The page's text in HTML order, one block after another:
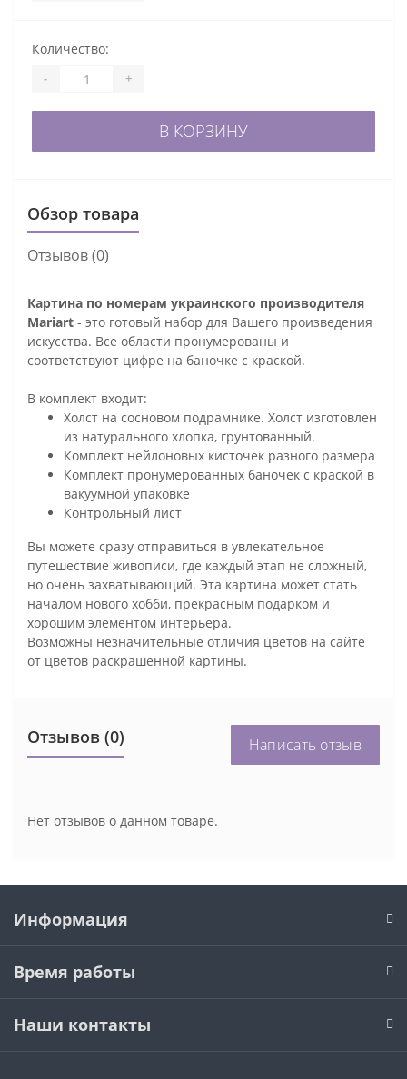
Количество:
- +
В КОРЗИНУ
Обзор товара
Отзывов (0)
Картина по номерам украинского производителя
Mariart - это готовый набор для Вашего произведения
искусства. Все области пронумерованы и
соответствуют цифре на баночке с краской.
В комплект входит:
Холст на сосновом подрамнике. Холст изготовлен
из натурального хлопка, грунтованный.
Комплект нейлоновых кисточек разного размера
Комплект пронумерованных баночек с краской в
вакуумной упаковке
Контрольный лист
Вы можете сразу отправиться в увлекательное
путешествие живописи, где каждый этап не сложный,
но очень захватывающий. Эта картина может стать
началом нового хобби, прекрасным подарком и
хорошим элементом интерьера.
Возможны незначительные отличия цветов на сайте
от цветов раскрашенной картины.
Отзывов (0) Написать отзыв
Нет отзывов о данном товаре.
Информация
Время работы
Наши контакты